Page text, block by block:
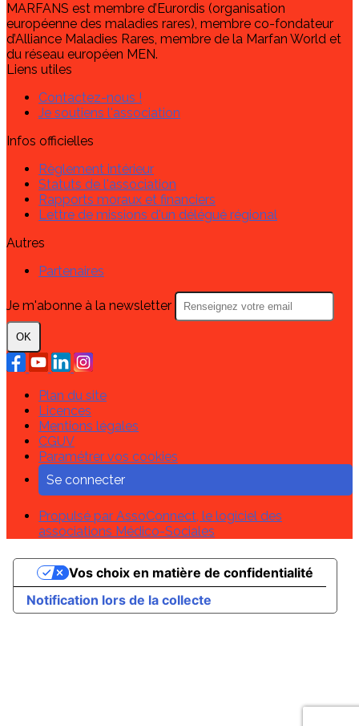
MARFANS est membre d’Eurordis (organisation
européenne des maladies rares), membre co-fondateur
d’Alliance Maladies Rares, membre de la Marfan World et
du réseau européen MEN.
Liens utiles
Contactez-nous !
Je soutiens l'association
Infos officielles
Règlement intérieur
Statuts de l'association
Rapports moraux et financiers
Lettre de missions d'un délégué régional
Autres
Partenaires
Je m'abonne à la newsletter
OK
Plan du site
Licences
Mentions légales
CGUV
Paramétrer vos cookies
Se connecter
Propulsé par AssoConnect, le logiciel des
associations Médico-Sociales
Notification lors de la collecte
Vos choix en matière de confidentialité